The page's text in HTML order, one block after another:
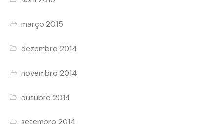
março 2015
dezembro 2014
novembro 2014
outubro 2014
setembro 2014